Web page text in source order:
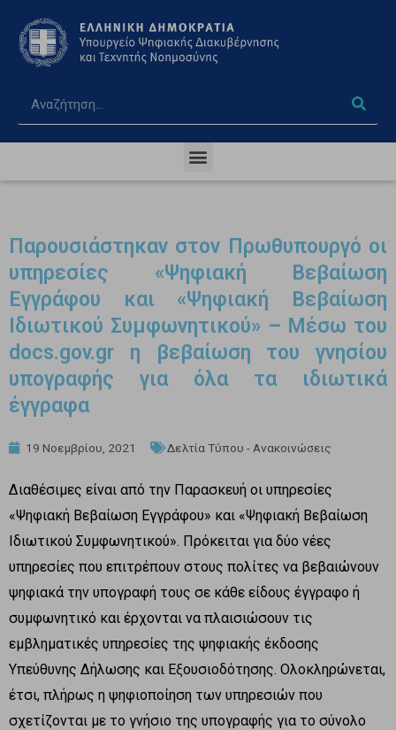
Παρουσιάστηκαν στον Πρωθυπουργό οι
υπηρεσίες «Ψηφιακή Βεβαίωση
Εγγράφου και «Ψηφιακή Βεβαίωση
Ιδιωτικού Συμφωνητικού» – Μέσω του
docs.gov.gr η βεβαίωση του γνησίου
υπογραφής για όλα τα ιδιωτικά
έγγραφα
19 Νοεμβρίου, 2021 Δελτία Τύπου - Ανακοινώσεις
Διαθέσιμες είναι από την Παρασκευή οι υπηρεσίες
«Ψηφιακή Βεβαίωση Εγγράφου» και «Ψηφιακή Βεβαίωση
Ιδιωτικού Συμφωνητικού». Πρόκειται για δύο νέες
υπηρεσίες που επιτρέπουν στους πολίτες να βεβαιώνουν
ψηφιακά την υπογραφή τους σε κάθε είδους έγγραφο ή
συμφωνητικό και έρχονται να πλαισιώσουν τις
εμβληματικές υπηρεσίες της ψηφιακής έκδοσης
Υπεύθυνης Δήλωσης και Εξουσιοδότησης. Ολοκληρώνεται,
έτσι, πλήρως η ψηφιοποίηση των υπηρεσιών που
σχετίζονται με το γνήσιο της υπογραφής για το σύνολο